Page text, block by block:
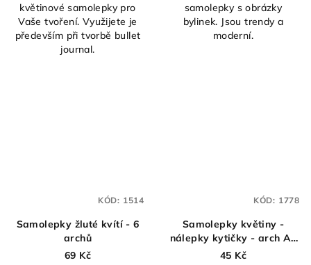
květinové samolepky pro
Vaše tvoření. Využijete je
především při tvorbě bullet
journal.
samolepky s obrázky
bylinek. Jsou trendy a
moderní.
Samolepky žluté kvítí - 6
archů
69 Kč
KÓD: 1514
Samolepky květiny -
nálepky kytičky - arch A5
- MINIMEE
45 Kč
KÓD: 1778